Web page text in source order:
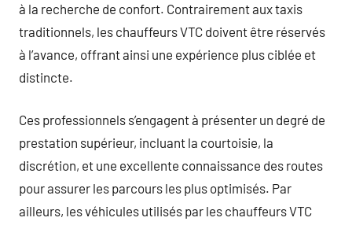
à la recherche de confort. Contrairement aux taxis
traditionnels, les chauffeurs VTC doivent être réservés
à l’avance, offrant ainsi une expérience plus ciblée et
distincte.
Ces professionnels s’engagent à présenter un degré de
prestation supérieur, incluant la courtoisie, la
discrétion, et une excellente connaissance des routes
pour assurer les parcours les plus optimisés. Par
ailleurs, les véhicules utilisés par les chauffeurs VTC